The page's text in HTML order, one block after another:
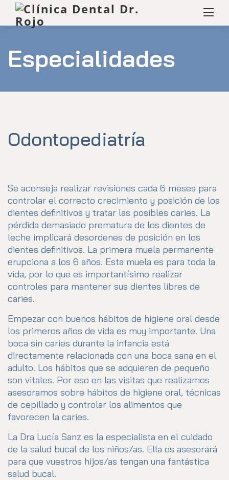
content
Menú
Especialidades
Odontopediatría
Se aconseja realizar revisiones cada 6 meses para
controlar el correcto crecimiento y posición de los
dientes definitivos y tratar las posibles caries. La
pérdida demasiado prematura de los dientes de
leche implicará desordenes de posición en los
dientes definitivos. La primera muela permanente
erupciona a los 6 años. Esta muela es para toda la
vida, por lo que es importantísimo realizar
controles para mantener sus dientes libres de
caries.
Empezar con buenos hábitos de higiene oral desde
los primeros años de vida es muy importante. Una
boca sin caries durante la infancia está
directamente relacionada con una boca sana en el
adulto. Los hábitos que se adquieren de pequeño
son vitales. Por eso en las visitas que realizamos
asesoramos sobre hábitos de higiene oral, técnicas
de cepillado y controlar los alimentos que
favorecen la caries.
La Dra Lucía Sanz es la especialista en el cuidado
de la salud bucal de los niños/as. Ella os asesorará
para que vuestros hijos/as tengan una fantástica
salud bucal.